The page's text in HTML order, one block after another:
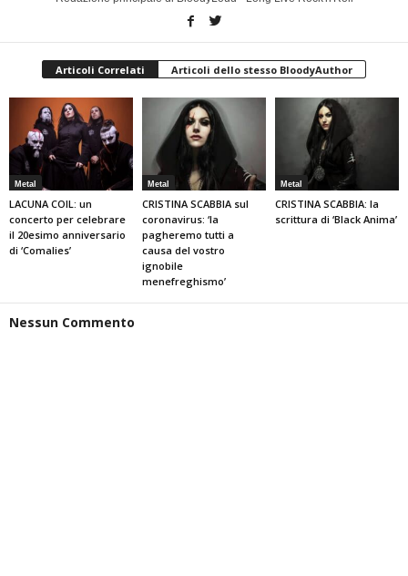
Articoli Correlati Articoli dello stesso BloodyAuthor
Metal
LACUNA COIL: un
concerto per celebrare
il 20esimo anniversario
di ‘Comalies’
Metal
CRISTINA SCABBIA sul
coronavirus: ‘la
pagheremo tutti a
causa del vostro
ignobile
menefreghismo’
Metal
CRISTINA SCABBIA: la
scrittura di ‘Black Anima’
Nessun Commento